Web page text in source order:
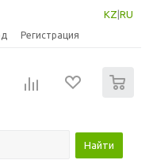
KZ RU
Регистрация
Найти